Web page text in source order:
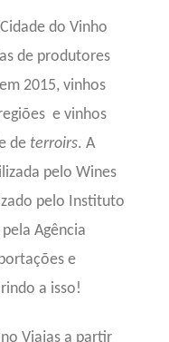
do Vinho
de produtores
2015, vinhos
e vinhos
deterroirs. A
pelo Wines
pelo Instituto
Agência
e
a isso!
Viajas a partir